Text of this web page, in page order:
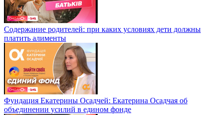
Содержание родителей: при каких условиях дети должны
платить алименты
Фундация Екатерины Осадчей: Екатерина Осадчая об
объединении усилий в едином фонде